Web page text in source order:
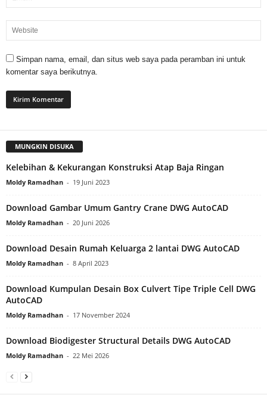
Simpan nama, email, dan situs web saya pada peramban ini untuk
komentar saya berikutnya.
MUNGKIN DISUKA
Kelebihan & Kekurangan Konstruksi Atap Baja Ringan
Moldy Ramadhan - 19 Juni 2023
Download Gambar Umum Gantry Crane DWG AutoCAD
Moldy Ramadhan - 20 Juni 2026
Download Desain Rumah Keluarga 2 lantai DWG AutoCAD
Moldy Ramadhan - 8 April 2023
Download Kumpulan Desain Box Culvert Tipe Triple Cell DWG
AutoCAD
Moldy Ramadhan - 17 November 2024
Download Biodigester Structural Details DWG AutoCAD
Moldy Ramadhan - 22 Mei 2026